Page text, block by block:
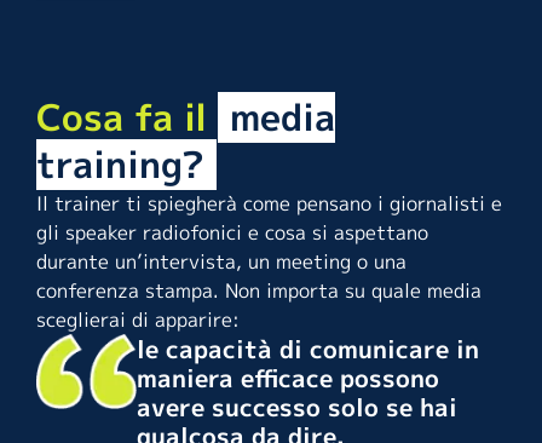
Cosa fa il media
training?
Il trainer ti spiegherà come pensano i giornalisti e
gli speaker radiofonici e cosa si aspettano
durante un’intervista, un meeting o una
conferenza stampa. Non importa su quale media
sceglierai di apparire:
le capacità di comunicare in
maniera efficace possono
avere successo solo se hai
qualcosa da dire.